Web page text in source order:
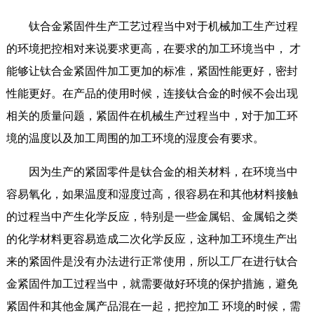
钛合金紧固件生产工艺过程当中对于机械加工生产过程
的环境把控相对来说要求更高，在要求的加工环境当中， 才
能够让钛合金紧固件加工更加的标准，紧固性能更好，密封
性能更好。在产品的使用时候，连接钛合金的时候不会出现
相关的质量问题，紧固件在机械生产过程当中，对于加工环
境的温度以及加工周围的加工环境的湿度会有要求。
因为生产的紧固零件是钛合金的相关材料，在环境当中
容易氧化，如果温度和湿度过高，很容易在和其他材料接触
的过程当中产生化学反应，特别是一些金属铝、金属铅之类
的化学材料更容易造成二次化学反应，这种加工环境生产出
来的紧固件是没有办法进行正常使用，所以工厂在进行钛合
金紧固件加工过程当中，就需要做好环境的保护措施，避免
紧固件和其他金属产品混在一起，把控加工 环境的时候，需